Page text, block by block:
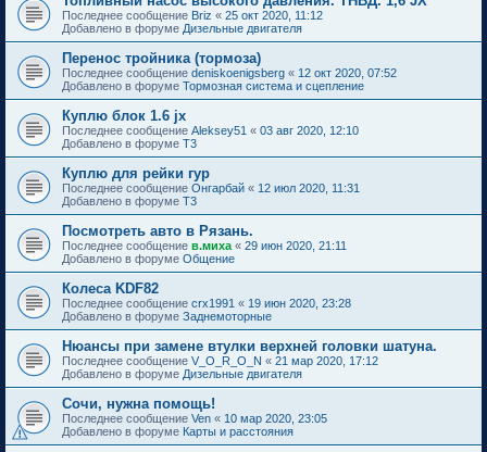
Последнее сообщение Briz « 25 окт 2020, 11:12
Добавлено в форуме Дизельные двигателя
Перенос тройника (тормоза)
Последнее сообщение deniskoenigsberg « 12 окт 2020, 07:52
Добавлено в форуме Тормозная система и сцепление
Куплю блок 1.6 jx
Последнее сообщение Aleksey51 « 03 авг 2020, 12:10
Добавлено в форуме T3
Куплю для рейки гур
Последнее сообщение Онгарбай « 12 июл 2020, 11:31
Добавлено в форуме T3
Посмотреть авто в Рязань.
Последнее сообщение в.миха « 29 июн 2020, 21:11
Добавлено в форуме Общение
Колеса KDF82
Последнее сообщение crx1991 « 19 июн 2020, 23:28
Добавлено в форуме Заднемоторные
Нюансы при замене втулки верхней головки шатуна.
Последнее сообщение V_O_R_O_N « 21 мар 2020, 17:12
Добавлено в форуме Дизельные двигателя
Сочи, нужна помощь!
Последнее сообщение Ven « 10 мар 2020, 23:05
Добавлено в форуме Карты и расстояния